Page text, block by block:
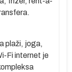
plaži, joga,
Fi internet je